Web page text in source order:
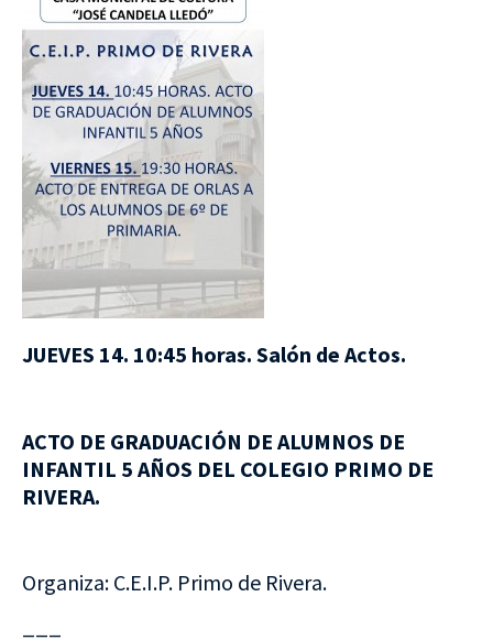
JUEVES 14. 10:45 horas. Salón de Actos.
ACTO DE GRADUACIÓN DE ALUMNOS DE
INFANTIL 5 AÑOS DEL COLEGIO PRIMO DE
RIVERA.
Organiza: C.E.I.P. Primo de Rivera.